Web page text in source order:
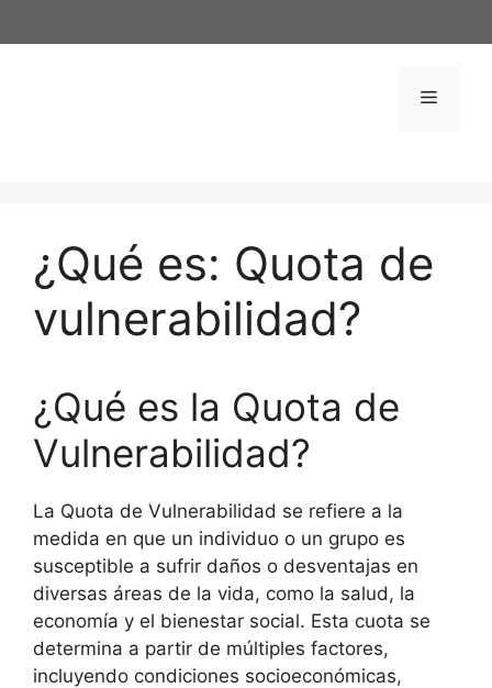
al
Menú
¿Qué es: Quota de
vulnerabilidad?
¿Qué es la Quota de
Vulnerabilidad?
La Quota de Vulnerabilidad se refiere a la
medida en que un individuo o un grupo es
susceptible a sufrir daños o desventajas en
diversas áreas de la vida, como la salud, la
economía y el bienestar social. Esta cuota se
determina a partir de múltiples factores,
incluyendo condiciones socioeconómicas,